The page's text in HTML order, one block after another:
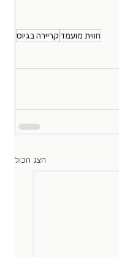
חווית מועמדקריירה בגיוס
הצג הכול